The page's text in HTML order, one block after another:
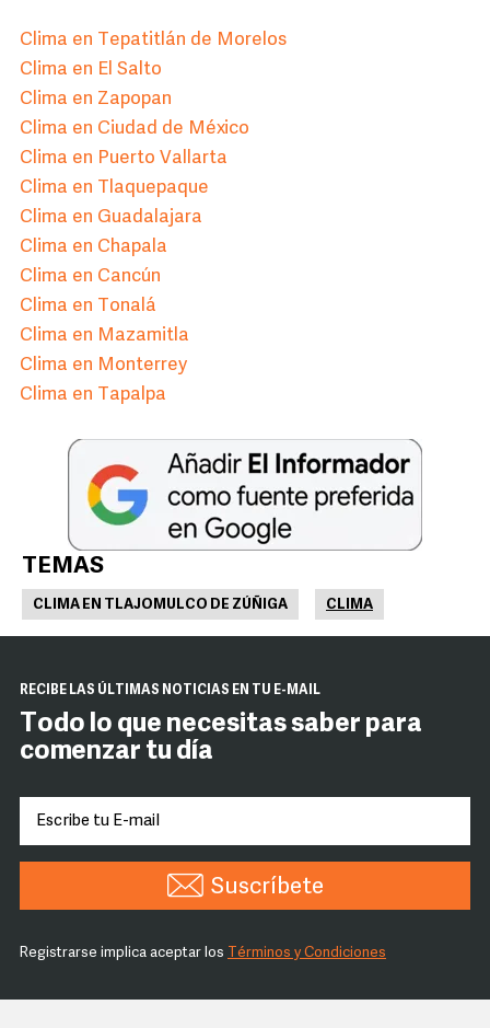
Clima en Tepatitlán de Morelos
Clima en El Salto
Clima en Zapopan
Clima en Ciudad de México
Clima en Puerto Vallarta
Clima en Tlaquepaque
Clima en Guadalajara
Clima en Chapala
Clima en Cancún
Clima en Tonalá
Clima en Mazamitla
Clima en Monterrey
Clima en Tapalpa
TEMAS
CLIMA EN TLAJOMULCO DE ZÚÑIGA CLIMA
RECIBE LAS ÚLTIMAS NOTICIAS EN TU E-MAIL
Todo lo que necesitas saber para
comenzar tu día
Suscríbete
Registrarse implica aceptar los Términos y Condiciones